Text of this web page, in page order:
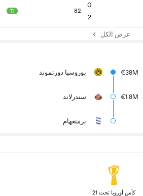
0
2
82
7.1
عرض الكل
€38M بوروسيا دورتموند
€1.8M سندرلاند
برمنغهام